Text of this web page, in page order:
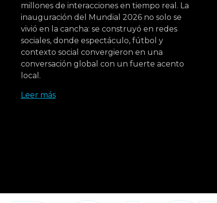
millones de interacciones en tiempo real. La
inauguración del Mundial 2026 no solo se
vivió en la cancha: se construyó en redes
sociales, donde espectáculo, fútbol y
contexto social convergieron en una
conversación global con un fuerte acento
local.
Leer más